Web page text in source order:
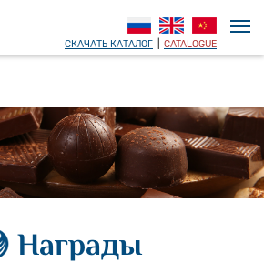
СКАЧАТЬ КАТАЛОГ CATALOGUE
Награды